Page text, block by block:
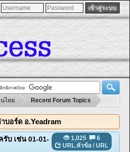
ไทย Recent Forum Topics
าบอร์ด อ.Yeadram
1,025
6
URL.หัวข้อ / URL
รับ เช่น 01-01-